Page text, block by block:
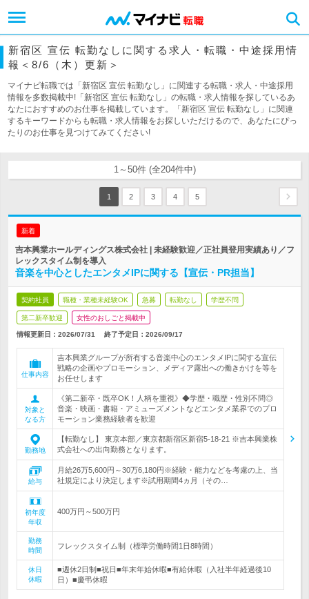
新宿区 宣伝 転勤なしに関する求人・転職・中途採用情
報＜8/6（木）更新＞
マイナビ転職では「新宿区 宣伝 転勤なし」に関連する転職・求人・中途採用
情報を多数掲載中!「新宿区 宣伝 転勤なし」の転職・求人情報を探しているあ
なたにおすすめのお仕事を掲載しています。「新宿区 宣伝 転勤なし」に関連
するキーワードからも転職・求人情報をお探しいただけるので、あなたにぴっ
たりのお仕事を見つけてみてください!
1～50件 (全204件中)
1 2 3 4 5
新着
吉本興業ホールディングス株式会社 | 未経験歓迎／正社員登用実績あり／フ
レックスタイム制を導入
音楽を中心としたエンタメIPに関する【宣伝・PR担当】
契約社員 職種・業種未経験OK 急募 転勤なし 学歴不問
第二新卒歓迎 女性のおしごと掲載中
情報更新日：2026/07/31 終了予定日： 2026/09/17
仕事内容
吉本興業グループが所有する音楽中心のエンタメIPに関する宣伝
戦略の企画やプロモーション、メディア露出への働きかけを等を
お任せします
対象と
なる方
《第二新卒・既卒OK！人柄を重視》◆学歴・職歴・性別不問◎
音楽・映画・書籍・アミューズメントなどエンタメ業界でのプロ
モーション業務経験者を歓迎
勤務地
【転勤なし】 東京本部／東京都新宿区新宿5-18-21 ※吉本興業株
式会社への出向勤務となります。
給与
月給26万5,600円～30万6,180円※経験・能力などを考慮の上、当
社規定により決定します※試用期間4ヵ月（その…
初年度
年収
400万円～500万円
勤務
時間
フレックスタイム制（標準労働時間1日8時間）
休日
休暇
■週休2日制■祝日■年末年始休暇■有給休暇（入社半年経過後10
日）■慶弔休暇